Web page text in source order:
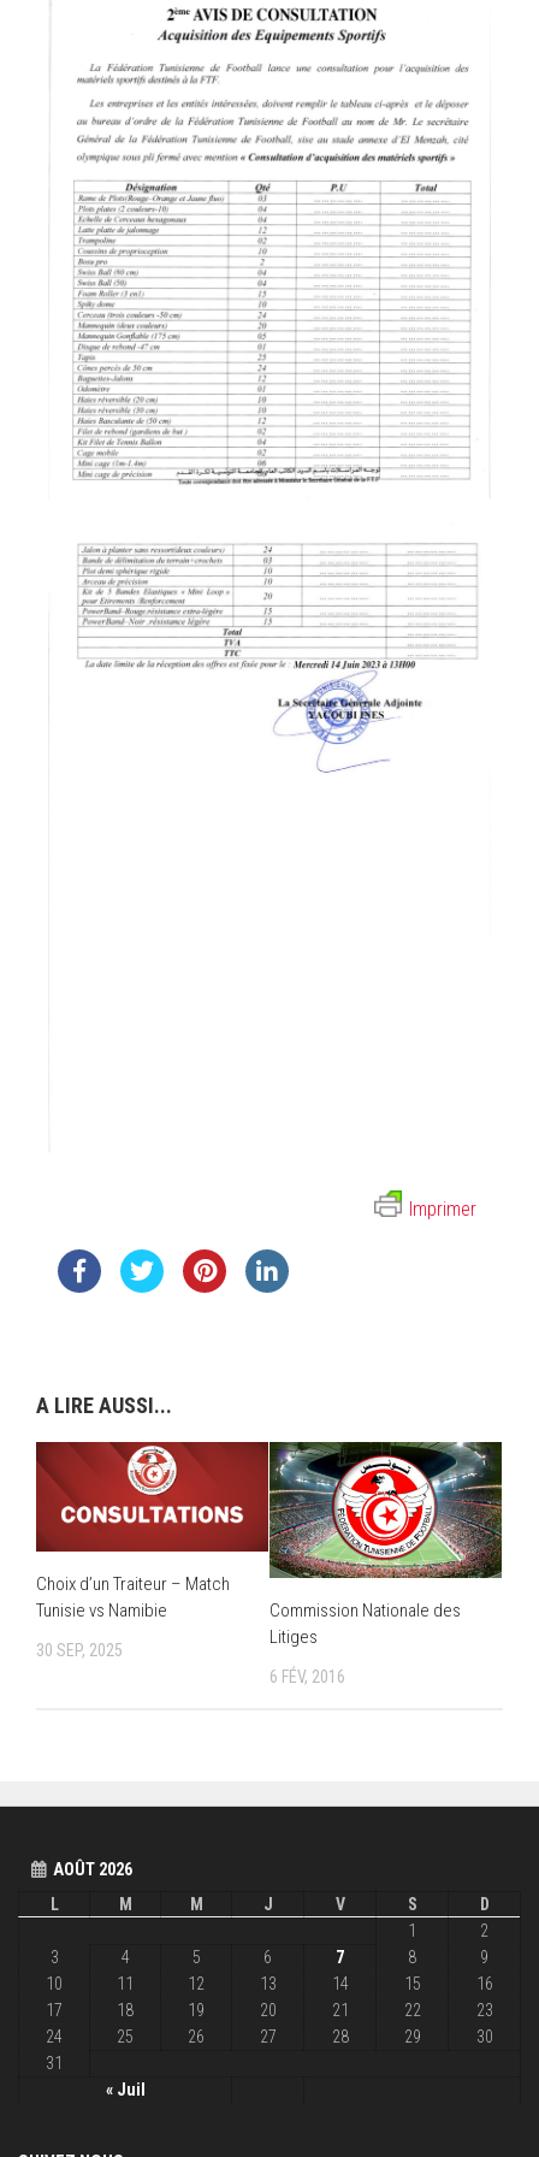
Imprimer
A LIRE AUSSI...
Choix d’un Traiteur – Match
Tunisie vs Namibie
30 SEP, 2025
Commission Nationale des
Litiges
6 FÉV, 2016
AOÛT 2026
L
M M J V S D
« Juil
1
2
3
4 5 6 7 8
9
10
11 12 13 14 15
16
17
18 19 20 21 22
23
24
25 26 27 28 29
30
31